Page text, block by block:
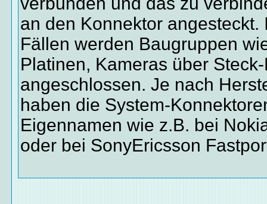
an den Konnektor angesteckt.
Fällen werden Baugruppen
Platinen, Kameras über
angeschlossen. Je nach
haben die System-
Eigennamen wie z.B. bei
oder bei SonyEricsson